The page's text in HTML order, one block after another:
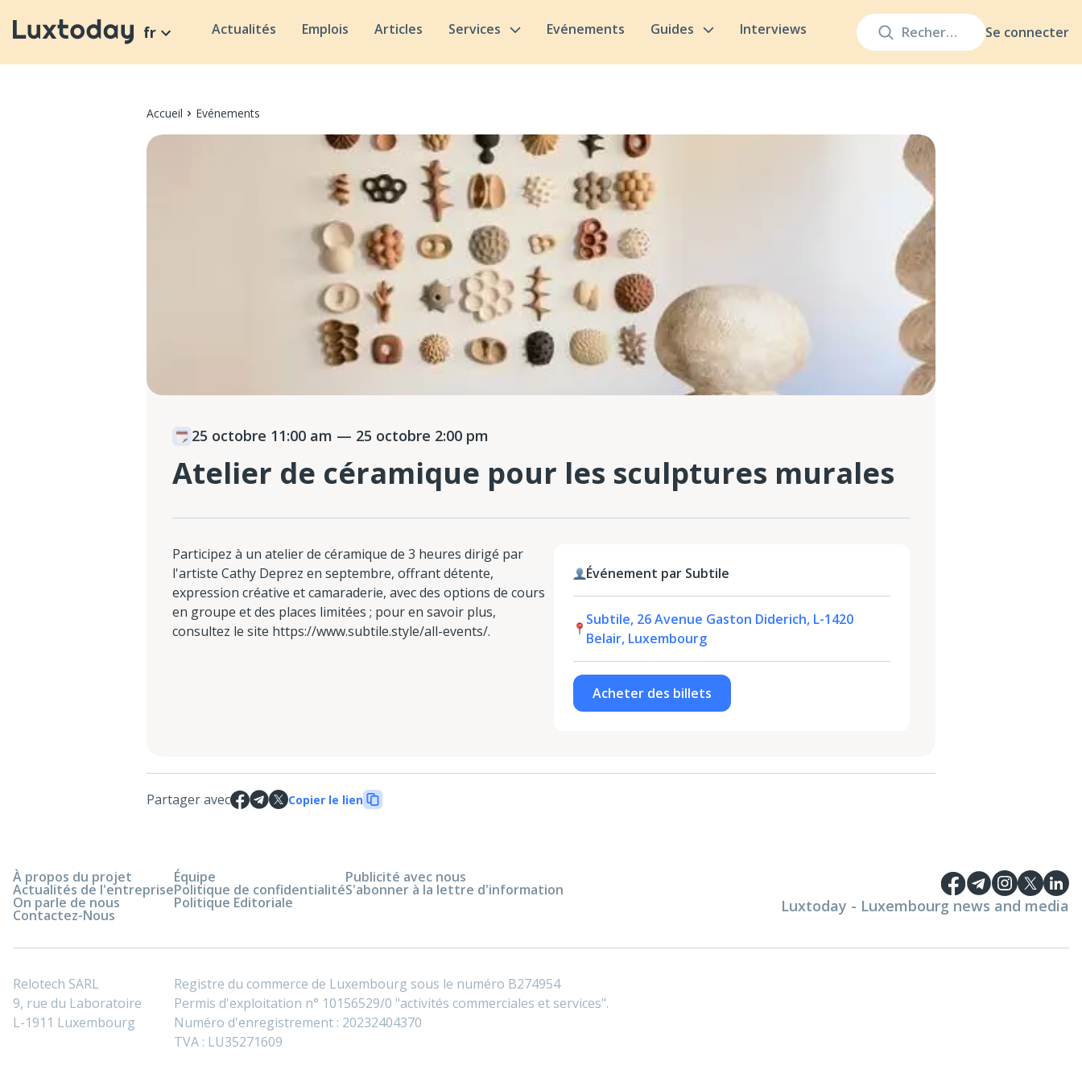
Se connecter
fr Actualités Emplois Articles Services Evénements Guides Interviews
Accueil Evénements
25 octobre 11:00 am — 25 octobre 2:00 pm
Atelier de céramique pour les sculptures murales
Participez à un atelier de céramique de 3 heures dirigé par
l'artiste Cathy Deprez en septembre, offrant détente,
expression créative et camaraderie, avec des options de cours
en groupe et des places limitées ; pour en savoir plus,
consultez le site https://www.subtile.style/all-events/.
Événement par Subtile
Subtile, 26 Avenue Gaston Diderich, L-1420
Belair, Luxembourg
Acheter des billets
Partager avec Copier le lien
À propos du projet
Actualités de l'entreprise
On parle de nous
Contactez-Nous
Équipe
Politique de confidentialité
Politique Editoriale
Publicité avec nous
S'abonner à la lettre d'information
Luxtoday - Luxembourg news and media
Relotech SARL
9, rue du Laboratoire
L-1911 Luxembourg
Registre du commerce de Luxembourg sous le numéro B274954
Permis d'exploitation n° 10156529/0 "activités commerciales et services".
Numéro d'enregistrement : 20232404370
TVA : LU35271609